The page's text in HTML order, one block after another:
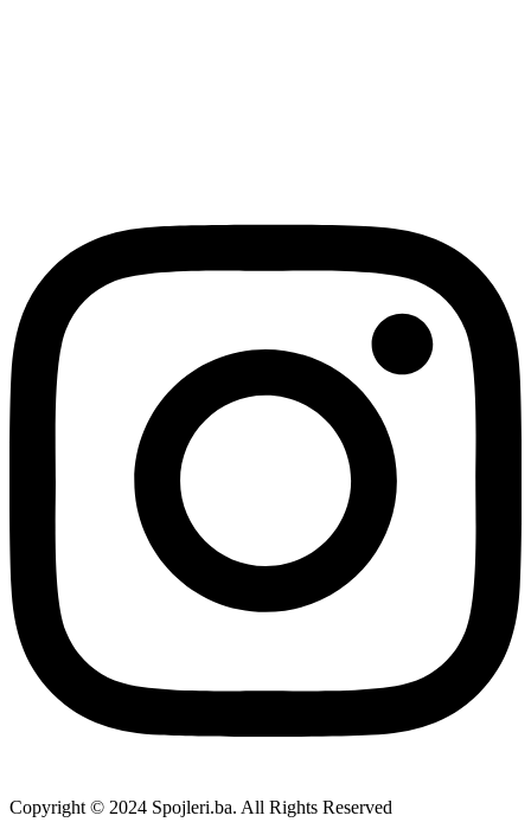
Copyright © 2024 Spojleri.ba. All Rights Reserved